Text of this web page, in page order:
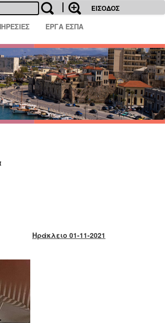
ΕΙΣΟΔΟΣ
ΕΡΓΑ ΕΣΠΑ
Ηράκλειο 01-11-2021